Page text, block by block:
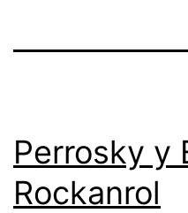
Perrosky y
Rockanrol